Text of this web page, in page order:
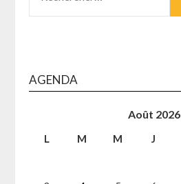
AGENDA
Août 2026
L M M J